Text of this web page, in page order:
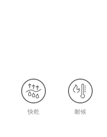
快乾 耐候